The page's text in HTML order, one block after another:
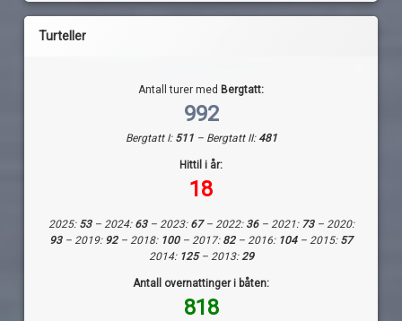
Turteller
Antall turer med Bergtatt:
992
Bergtatt I: 511 – Bergtatt II:481
Hittil i år:
18
2025: 53– 2024:63– 2023: 67– 2022: 36– 2021: 73– 2020:
93– 2019: 92– 2018: 100 – 2017: 82– 2016: 104– 2015: 57
2014: 125– 2013:29
Antall overnattinger i båten:
818